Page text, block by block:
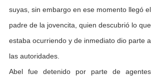
suyas, sin embargo en ese momento llegó el
padre de la jovencita, quien descubrió lo que
estaba ocurriendo y de inmediato dio parte a
las autoridades.
Abel fue detenido por parte de agentes